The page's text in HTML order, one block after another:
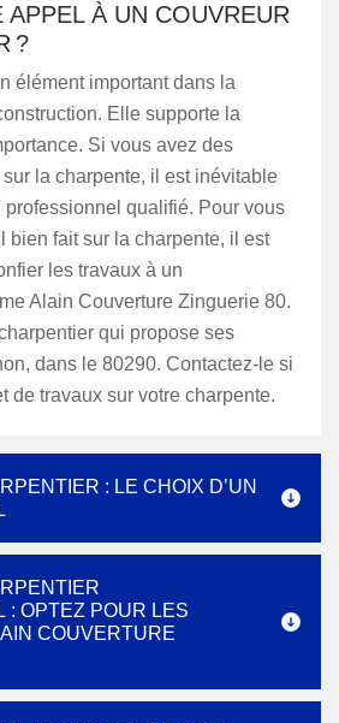
APPEL À UN COUVREUR
?
élément important dans la
Elle supporte la
Si vous avez des
la charpente, il est inévitable
professionnel qualifié. Pour vous
bien fait sur la charpente, il est
les travaux à un
Alain Couverture Zinguerie 80.
qui propose ses
dans le 80290. Contactez-le si
de travaux sur votre charpente.
: LE CHOIX D’UN
: OPTEZ POUR LES
COUVERTURE